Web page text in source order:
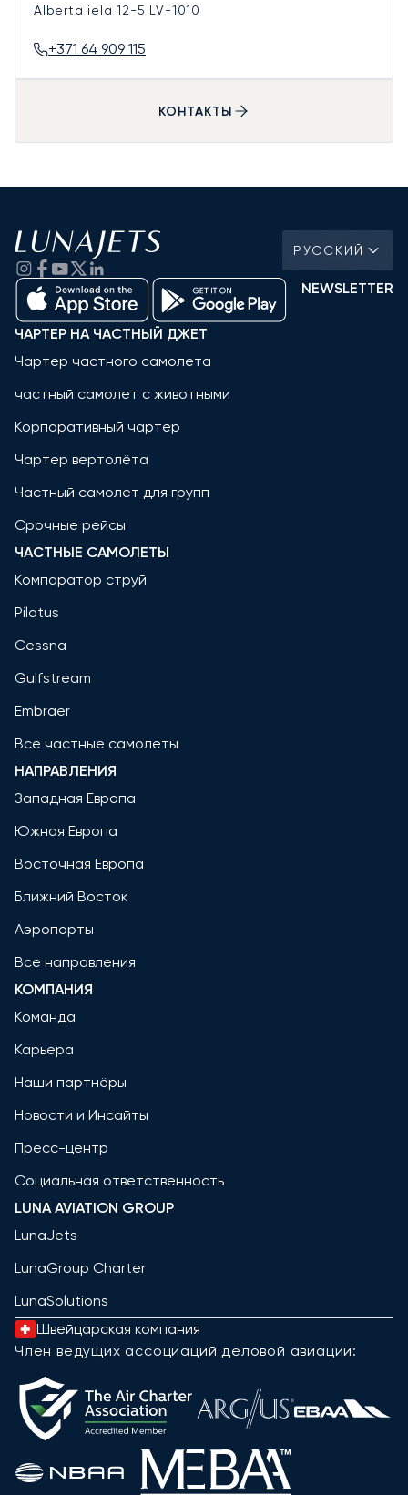
Alberta iela 12-5 LV-1010
+371 64 909 115
КОНТАКТЫ
РУССКИЙ
NEWSLETTER
ЧАРТЕР НА ЧАСТНЫЙ ДЖЕТ
Чартер частного самолета
частный самолет с животными
Корпоративный чартер
Чартер вертолёта
Частный самолет для групп
Срочные рейсы
ЧАСТНЫЕ САМОЛЕТЫ
Компаратор струй
Pilatus
Cessna
Gulfstream
Embraer
Все частные самолеты
НАПРАВЛЕНИЯ
Западная Европа
Южная Европа
Восточная Европа
Ближний Восток
Аэропорты
Все направления
КОМПАНИЯ
Команда
Карьера
Наши партнёры
Новости и Инсайты
Пресс-центр
Социальная ответственность
LUNA AVIATION GROUP
LunaJets
LunaGroup Charter
LunaSolutions
Швейцарская компания
Член ведущих ассоциаций деловой авиации: